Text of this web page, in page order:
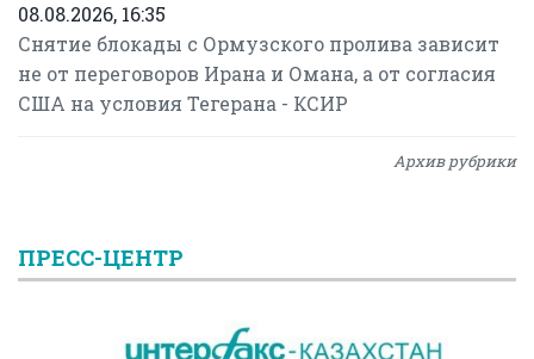
08.08.2026, 16:35
Снятие блокады с Ормузского пролива зависит
не от переговоров Ирана и Омана, а от согласия
США на условия Тегерана - КСИР
Архив рубрики
ПРЕСС-ЦЕНТР